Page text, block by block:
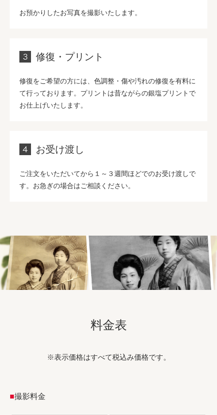
お預かりしたお写真を撮影いたします。
修復・プリント
修復をご希望の方には、色調整・傷や汚れの修復を有料に
て行っております。プリントは昔ながらの銀塩プリントで
お仕上げいたします。
お受け渡し
ご注文をいただいてから１～３週間ほどでのお受け渡しで
す。お急ぎの場合はご相談ください。
料金表
※表示価格はすべて税込み価格です。
■撮影料金